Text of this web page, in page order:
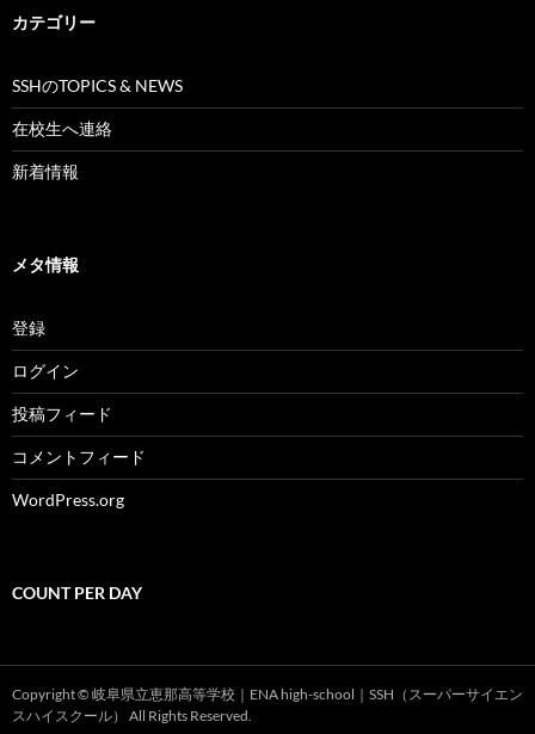
カテゴリー
SSHのTOPICS & NEWS
在校生へ連絡
新着情報
メタ情報
登録
ログイン
投稿フィード
コメントフィード
WordPress.org
COUNT PER DAY
Copyright © 岐阜県立恵那高等学校｜ENA high-school｜SSH（スーパーサイエン
スハイスクール） All Rights Reserved.